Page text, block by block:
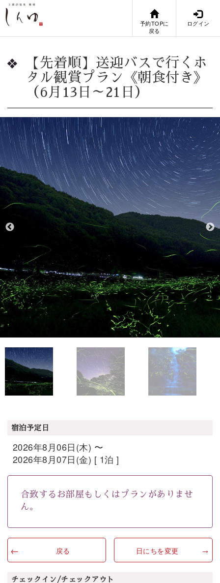
予約TOPに
戻る
ログイン
【先着順】送迎バスで行くホ
タル観賞プラン《朝食付き》
（6月13日～21日）
宿泊予定日
2026年8月06日(木) 〜
2026年8月07日(金) [ 1泊 ]
合致するお部屋もしくはプランがありませ
ん。
戻る 日にちを変更
チェックイン/チェックアウト